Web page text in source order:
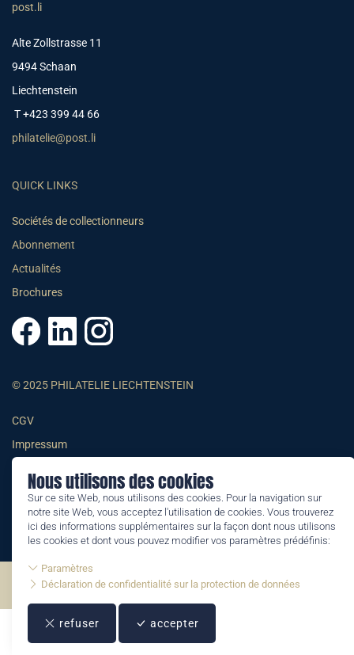
Nous utilisons des cookies
Sur ce site Web, nous utilisons des cookies. Pour la navigation sur
notre site Web, vous acceptez l'utilisation de cookies. Vous trouverez
ici des informations supplémentaires sur la façon dont nous utilisons
les cookies et dont vous pouvez modifier vos paramètres prédéfinis:
Paramètres
Déclaration de confidentialité sur la protection de données
refuser accepter
post.li
Alte Zollstrasse 11
9494 Schaan
Liechtenstein
T +423 399 44 66
philatelie@post.li
QUICK LINKS
Sociétés de collectionneurs
Abonnement
Actualités
Brochures
© 2025 PHILATELIE LIECHTENSTEIN
CGV
Impressum
Informations juridiques
©2026 by Philatelie Liechtenstein | All rights reserved